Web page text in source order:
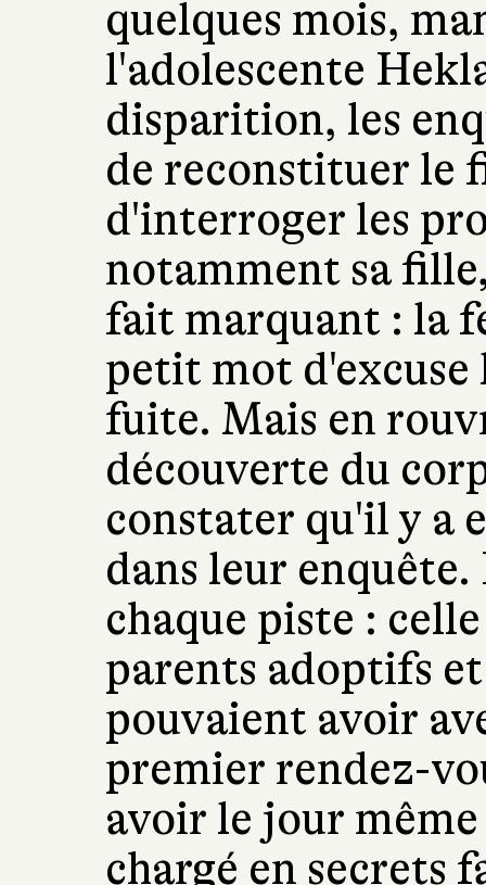
quelques mois,
l'adolescente
disparition, les
de reconstituer le
d'interroger les
notamment sa
fait marquant : la
petit mot d'excuse
fuite. Mais en
découverte du
constater qu'il y a
dans leur
chaque piste :
parents adoptifs
pouvaient avoir
premier rendez-
avoir le jour même
chargé en secrets